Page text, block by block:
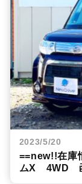
2023/5/20
==new!!在
ムX 4WD